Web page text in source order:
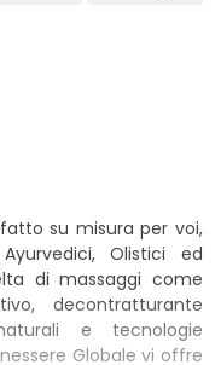
su misura per voi,
Olistici ed
di massaggi come
decontratturante
e tecnologie
Globale vi offre